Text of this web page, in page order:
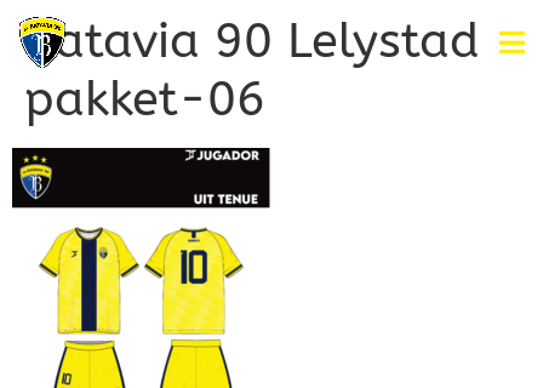
Batavia 90 Lelystad
pakket-06